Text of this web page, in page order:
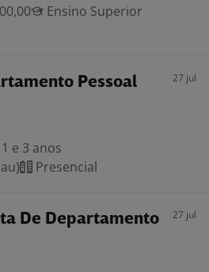
Ensino Superior
Pessoal 27 jul
e 3 anos
Presencial
De Departamento
27 jul